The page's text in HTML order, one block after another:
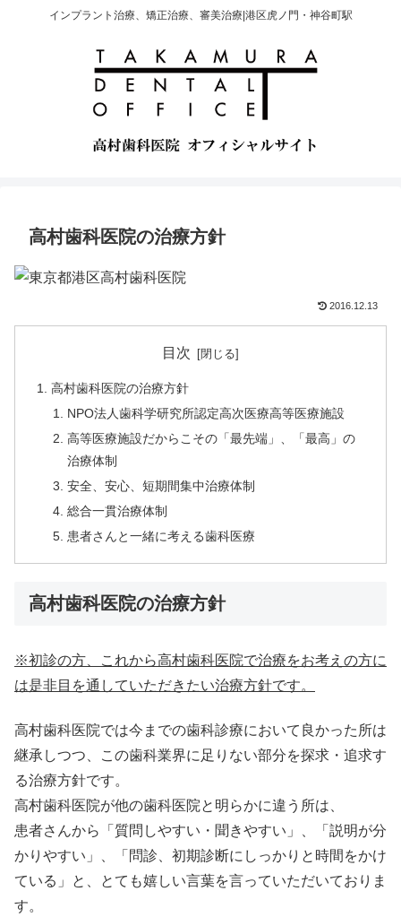
インプラント治療、矯正治療、審美治療|港区虎ノ門・神谷町駅
高村歯科医院の治療方針
2016.12.13
目次
高村歯科医院の治療方針
NPO法人歯科学研究所認定高次医療高等医療施設
高等医療施設だからこその「最先端」、「最高」の
治療体制
安全、安心、短期間集中治療体制
総合一貫治療体制
患者さんと一緒に考える歯科医療
高村歯科医院の治療方針
※初診の方、これから高村歯科医院で治療をお考えの方に
は是非目を通していただきたい治療方針です。
高村歯科医院では今までの歯科診療において良かった所は
継承しつつ、この歯科業界に足りない部分を探求・追求す
る治療方針です。
高村歯科医院が他の歯科医院と明らかに違う所は、
患者さんから「質問しやすい・聞きやすい」、「説明が分
かりやすい」、「問診、初期診断にしっかりと時間をかけ
ている」と、とても嬉しい言葉を言っていただいておりま
す。